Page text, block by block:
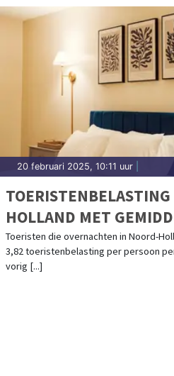
20 februari 2025, 10:11 uur
HOLLAND MET
Toeristen die overnachten in Noord-
3,82 toeristenbelasting per persoon
vorig [...]